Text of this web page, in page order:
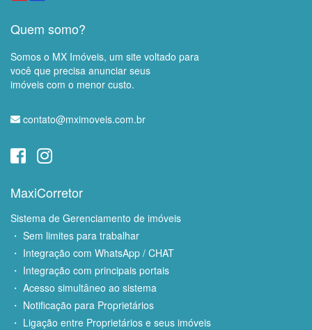
Quem somo?
Somos o MX Imóveis, um site voltado para
você que precisa anunciar seus
imóveis com o menor custo.
contato@mximoveis.com.br
MaxiCorretor
Sistema de Gerenciamento de imóveis
・ Sem limites para trabalhar
・ Integração com WhatsApp / CHAT
・ Integração com principais portais
・ Acesso simultâneo ao sistema
・ Notificação para Proprietários
・ Ligação entre Proprietários e seus imóveis